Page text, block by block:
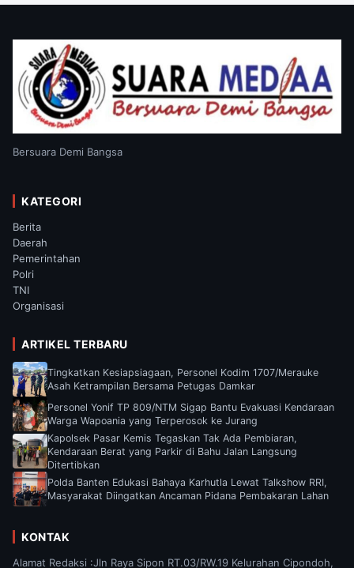
Bersuara Demi Bangsa
KATEGORI
Berita
Daerah
Pemerintahan
Polri
TNI
Organisasi
ARTIKEL TERBARU
Tingkatkan Kesiapsiagaan, Personel Kodim 1707/Merauke
Asah Ketrampilan Bersama Petugas Damkar
Personel Yonif TP 809/NTM Sigap Bantu Evakuasi Kendaraan
Warga Wapoania yang Terperosok ke Jurang
Kapolsek Pasar Kemis Tegaskan Tak Ada Pembiaran,
Kendaraan Berat yang Parkir di Bahu Jalan Langsung
Ditertibkan
Polda Banten Edukasi Bahaya Karhutla Lewat Talkshow RRI,
Masyarakat Diingatkan Ancaman Pidana Pembakaran Lahan
KONTAK
Alamat Redaksi :Jln Raya Sipon RT.03/RW.19 Kelurahan Cipondoh,